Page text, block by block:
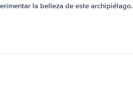
la belleza de este archipiélago.